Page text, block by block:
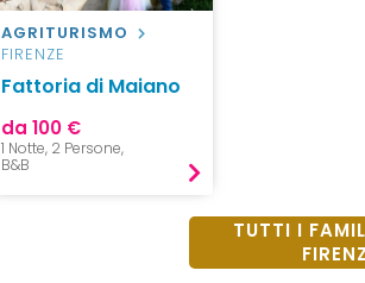
AGRITURISMO
FIRENZE
Fattoria di Maiano
da 100 €
1 Notte, 2 Persone,
B&B
TUTTI I